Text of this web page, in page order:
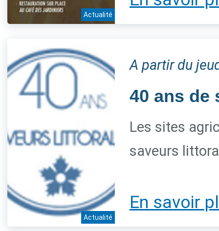
Actualité
Actualité
A partir du
40 ans de
Les sites
saveurs
En savoir